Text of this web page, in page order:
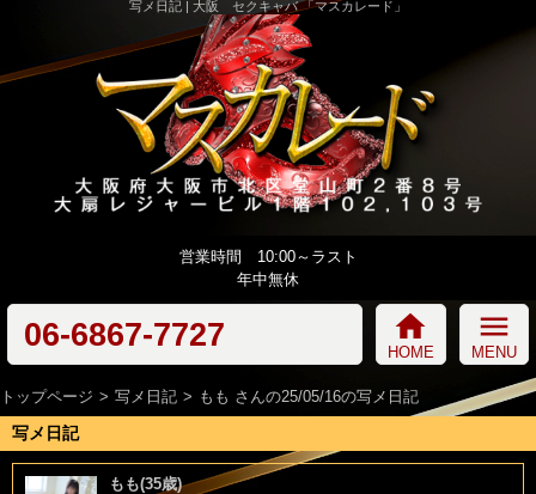
写メ日記 | 大阪 セクキャバ 「マスカレード」
営業時間 10:00～ラスト
年中無休
06-6867-7727 home
HOME
menu
MENU
トップページ 写メ日記 もも さんの25/05/16の写メ日記
写メ日記
もも(35歳)